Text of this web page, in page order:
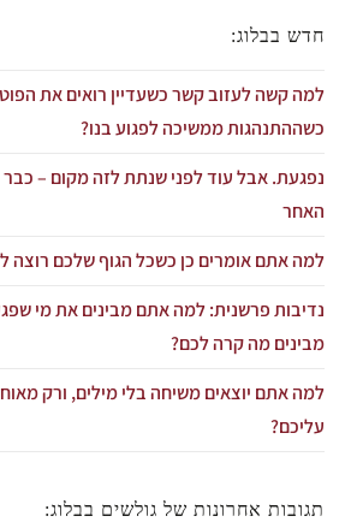
חדש בבלוג:
למה קשה לעזוב קשר כשעדיין רואים את
כשההתנהגות ממשיכה לפגוע בנו?
נפגעת. אבל עוד לפני שנתת לזה מקום –
האחר
למה אתם אומרים כן כשכל הגוף שלכם רוצה
נדיבות פרשנית: למה אתם מבינים את מי
מבינים מה קרה לכם?
למה אתם יוצאים משיחה בלי מילים, ורק
עליכם?
תגובות אחרונות של גולשים בבלוג: